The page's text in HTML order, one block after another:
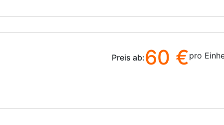
Preis ab:60 €pro